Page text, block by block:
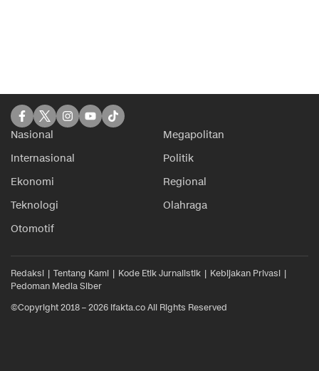
Nasional
Megapolitan
Internasional
Politik
Ekonomi
Regional
Teknologi
Olahraga
Otomotif
Redaksi Tentang Kami Kode Etik Jurnalistik
Kebijakan Privasi
Pedoman Media Siber
©Copyright 2018 – 2026 ifakta.co All Rights Reserved